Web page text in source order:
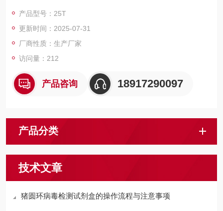
利用仪器对PCR过程中相应荧光信号进行实时监测和输出，实现
检测结果的定性分析。
产品型号：25T
更新时间：2025-07-31
厂商性质：生产厂家
访问量：212
产品咨询 18917290097
产品分类
技术文章
猪圆环病毒检测试剂盒的操作流程与注意事项